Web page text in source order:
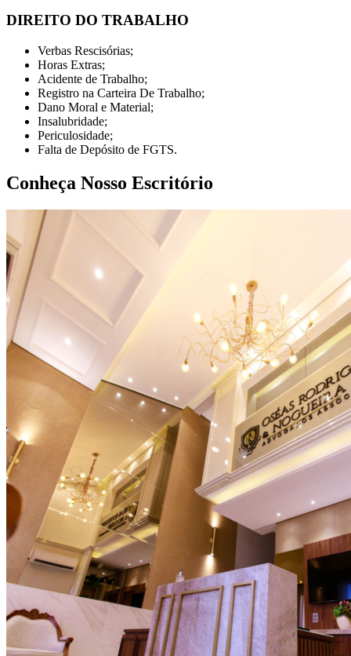
DIREITO DO TRABALHO
Verbas Rescisórias;
Horas Extras;
Acidente de Trabalho;
Registro na Carteira De Trabalho;
Dano Moral e Material;
Insalubridade;
Periculosidade;
Falta de Depósito de FGTS.
Conheça Nosso Escritório